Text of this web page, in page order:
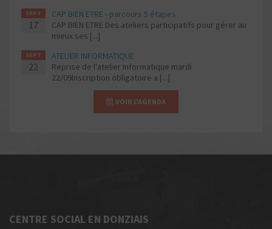
SEPT
17
CAP BIEN ETRE - parcours 5 étapes
CAP BIEN ETRE Des ateliers participatifs pour gérer au
mieux ses [...]
SEPT
22
ATELIER INFORMATIQUE
Reprise de l'atelier Informatique mardi
22/09Inscription obligatoire a [...]
VOIR L'AGENDA
CENTRE SOCIAL EN DONZIAIS